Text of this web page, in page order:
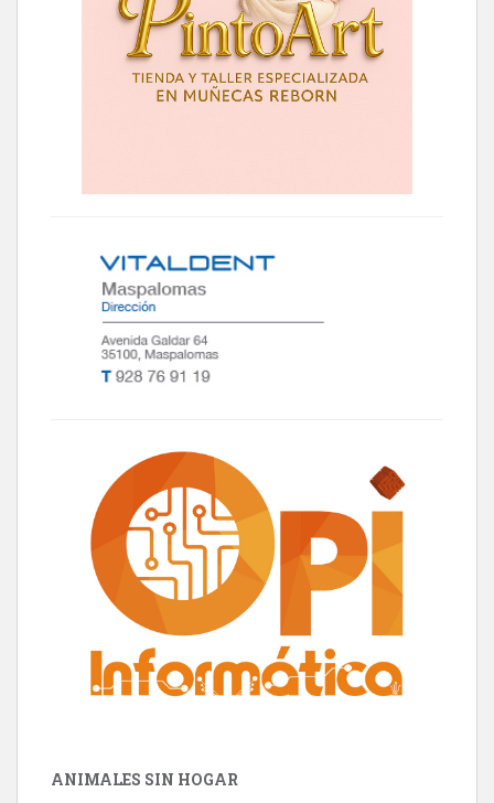
ANIMALES SIN HOGAR